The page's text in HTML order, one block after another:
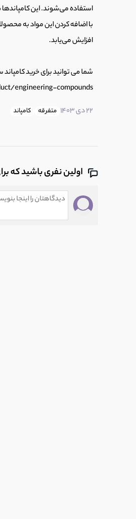
استفاده می‌شوند. این کامپاندها
با اضافه کردن این مواد به
افزایش می‌یابد.
شما می توانید برای خرید
engineering-compounds/
22 دی 1403
متفرقه کامپاند
اولین نفری باشید که